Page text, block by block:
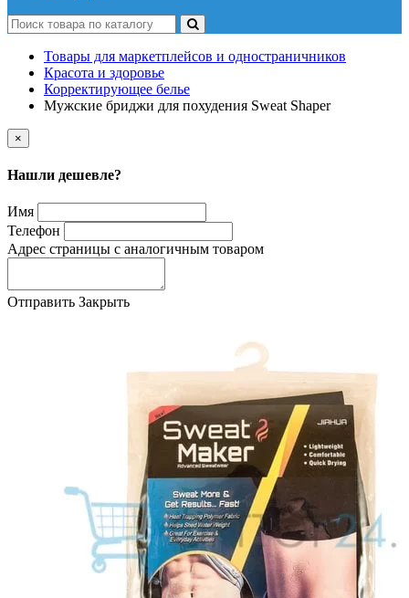
Товары для маркетплейсов и одностраничников
Красота и здоровье
Корректирующее белье
Мужские бриджи для похудения Sweat Shaper
×
Нашли дешевле?
Имя
Телефон
Адрес страницы с аналогичным товаром
Отправить Закрыть